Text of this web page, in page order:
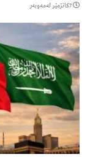
7كاتژمێر لەمەوبەر